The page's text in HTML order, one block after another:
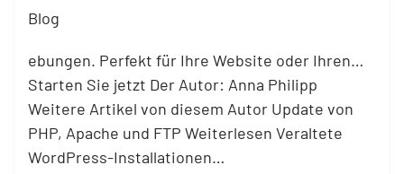
Blog
ebungen. Perfekt für Ihre Website oder Ihren…
Starten Sie jetzt Der Autor: Anna Philipp
Weitere Artikel von diesem Autor Update von
PHP, Apache und FTP Weiterlesen Veraltete
WordPress-Installationen…